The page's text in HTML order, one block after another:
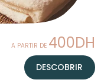
A PARTIR DE 400DH
DESCOBRIR